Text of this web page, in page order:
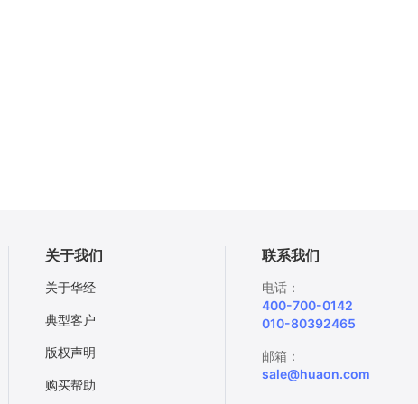
关于我们
关于华经
典型客户
版权声明
购买帮助
联系我们
电话：
400-700-0142
010-80392465
邮箱：
sale@huaon.com